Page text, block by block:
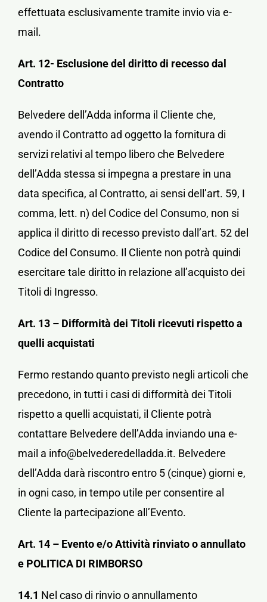
effettuata esclusivamente tramite invio via e-
mail.
Art. 12- Esclusione del diritto di recesso dal
Contratto
Belvedere dell’Adda informa il Cliente che,
avendo il Contratto ad oggetto la fornitura di
servizi relativi al tempo libero che Belvedere
dell’Adda stessa si impegna a prestare in una
data specifica, al Contratto, ai sensi dell’art. 59, I
comma, lett. n) del Codice del Consumo, non si
applica il diritto di recesso previsto dall’art. 52 del
Codice del Consumo. Il Cliente non potrà quindi
esercitare tale diritto in relazione all’acquisto dei
Titoli di Ingresso.
Art. 13 – Difformità dei Titoli ricevuti rispetto a
quelli acquistati
Fermo restando quanto previsto negli articoli che
precedono, in tutti i casi di difformità dei Titoli
rispetto a quelli acquistati, il Cliente potrà
contattare Belvedere dell’Adda inviando una e-
mail a info@belvederedelladda.it. Belvedere
dell’Adda darà riscontro entro 5 (cinque) giorni e,
in ogni caso, in tempo utile per consentire al
Cliente la partecipazione all’Evento.
Art. 14 – Evento e/o Attività rinviato o annullato
e POLITICA DI RIMBORSO
14.1 Nel caso di rinvio o annullamento